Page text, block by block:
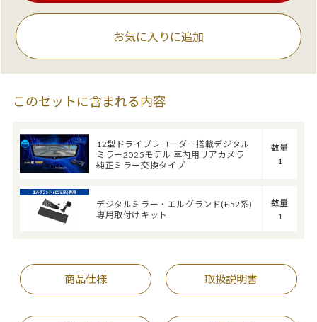
お気に入りに追加
このセットに含まれる内容
12型ドライブレコーダー搭載デジタル
ミラー2025モデル 車内用リアカメラ
純正ミラー交換タイプ
数量
1
デジタルミラー・エルグランド(E52系)
専用取付けキット
数量
1
商品仕様 取扱説明書